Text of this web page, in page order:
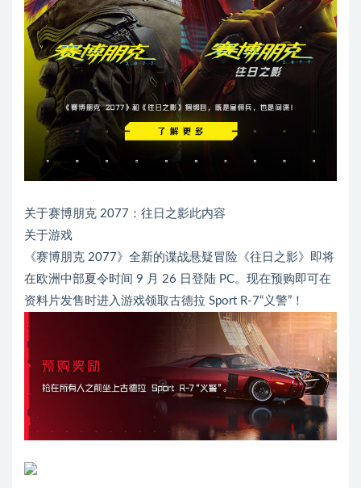
关于赛博朋克 2077：往日之影此内容
关于游戏
《赛博朋克 2077》全新的谍战悬疑冒险《往日之影》即将
在欧洲中部夏令时间 9 月 26 日登陆 PC。现在预购即可在
资料片发售时进入游戏领取古德拉 Sport R-7“义警”！